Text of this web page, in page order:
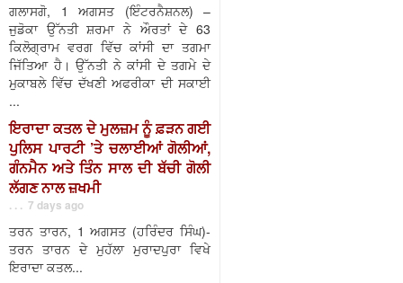
ਗਲਾਸਗੋ, 1 ਅਗਸਤ (ਇੰਟਰਨੈਸ਼ਨਲ) –
ਜੁਡੋਕਾ ਉੱਨਤੀ ਸ਼ਰਮਾ ਨੇ ਔਰਤਾਂ ਦੇ 63
ਕਿਲੋਗ੍ਰਾਮ ਵਰਗ ਵਿੱਚ ਕਾਂਸੀ ਦਾ ਤਗਮਾ
ਜਿੱਤਿਆ ਹੈ। ਉੱਨਤੀ ਨੇ ਕਾਂਸੀ ਦੇ ਤਗਮੇ ਦੇ
ਮੁਕਾਬਲੇ ਵਿੱਚ ਦੱਖਣੀ ਅਫਰੀਕਾ ਦੀ ਸਕਾਈ
...
ਇਰਾਦਾ ਕਤਲ ਦੇ ਮੁਲਜ਼ਮ ਨੂੰ ਫ਼ੜਨ ਗਈ
ਪੁਲਿਸ ਪਾਰਟੀ ’ਤੇ ਚਲਾਈਆਂ ਗੋਲੀਆਂ,
ਗੰਨਮੈਨ ਅਤੇ ਤਿੰਨ ਸਾਲ ਦੀ ਬੱਚੀ ਗੋਲੀ
ਲੱਗਣ ਨਾਲ ਜ਼ਖਮੀ
. . . 7 days ago
ਤਰਨ ਤਾਰਨ, 1 ਅਗਸਤ (ਹਰਿੰਦਰ ਸਿੰਘ)-
ਤਰਨ ਤਾਰਨ ਦੇ ਮੁਹੱਲਾ ਮੁਰਾਦਪੁਰਾ ਵਿਖੇ
ਇਰਾਦਾ ਕਤਲ...